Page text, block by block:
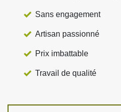
Sans engagement
Artisan passionné
Prix imbattable
Travail de qualité